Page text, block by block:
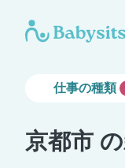
仕事の種類
京都市